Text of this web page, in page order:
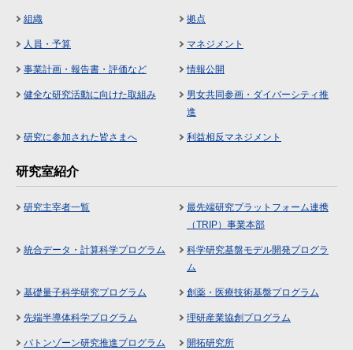
組織 拠点
人員・予算 マネジメント
事業計画・報告書・評価など 情報公開
健全な研究活動に向けた取組み
男女共同参画・ダイバーシティ推
進
研究に参加された皆さまへ 利益相反マネジメント
研究室紹介
研究主宰者一覧
最先端研究プラットフォーム連携
（TRIP）事業本部
統合データ・計算科学プログラム
科学研究基盤モデル開発プログラ
ム
基礎量子科学研究プログラム 創薬・医療技術基盤プログラム
先端半導体科学プログラム 理研産業協創プログラム
バトンゾーン研究推進プログラム 開拓研究所